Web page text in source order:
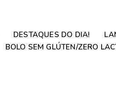
DESTAQUES DO DIA!
BOLO SEM GLÚTEN/ZERO